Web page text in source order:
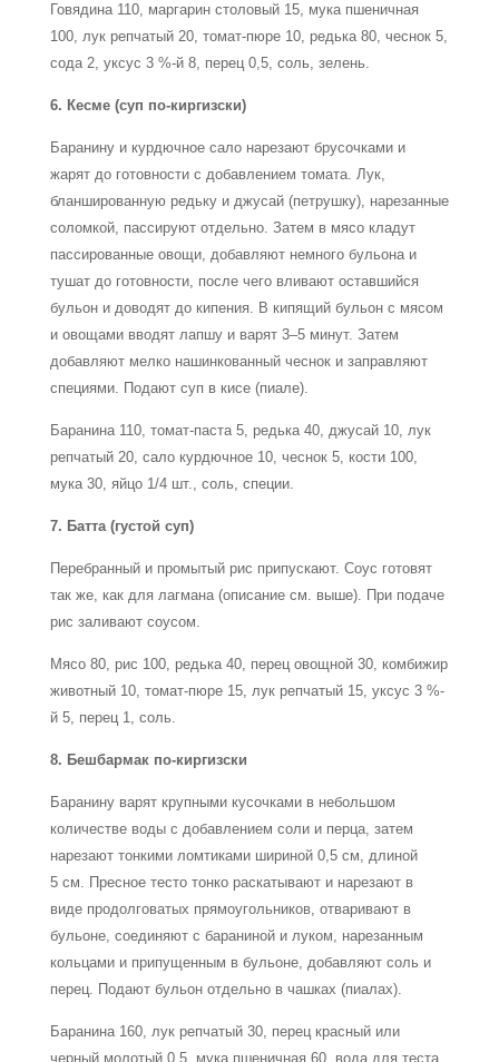
Говядина 110, маргарин столовый 15, мука пшеничная
100, лук репчатый 20, томат-пюре 10, редька 80, чеснок 5,
сода 2, уксус 3 %-й 8, перец 0,5, соль, зелень.
6. Кесме (суп по-киргизски)
Баранину и курдючное сало нарезают брусочками и
жарят до готовности с добавлением томата. Лук,
бланшированную редьку и джусай (петрушку), нарезанные
соломкой, пассируют отдельно. Затем в мясо кладут
пассированные овощи, добавляют немного бульона и
тушат до готовности, после чего вливают оставшийся
бульон и доводят до кипения. В кипящий бульон с мясом
и овощами вводят лапшу и варят 3–5 минут. Затем
добавляют мелко нашинкованный чеснок и заправляют
специями. Подают суп в кисе (пиале).
Баранина 110, томат-паста 5, редька 40, джусай 10, лук
репчатый 20, сало курдючное 10, чеснок 5, кости 100,
мука 30, яйцо 1/4 шт., соль, специи.
7. Батта (густой суп)
Перебранный и промытый рис припускают. Соус готовят
так же, как для лагмана (описание см. выше). При подаче
рис заливают соусом.
Мясо 80, рис 100, редька 40, перец овощной 30, комбижир
животный 10, томат-пюре 15, лук репчатый 15, уксус 3 %-
й 5, перец 1, соль.
8. Бешбармак по-киргизски
Баранину варят крупными кусочками в небольшом
количестве воды с добавлением соли и перца, затем
нарезают тонкими ломтиками шириной 0,5 см, длиной
5 см. Пресное тесто тонко раскатывают и нарезают в
виде продолговатых прямоугольников, отваривают в
бульоне, соединяют с бараниной и луком, нарезанным
кольцами и припущенным в бульоне, добавляют соль и
перец. Подают бульон отдельно в чашках (пиалах).
Баранина 160, лук репчатый 30, перец красный или
черный молотый 0,5, мука пшеничная 60, вода для теста